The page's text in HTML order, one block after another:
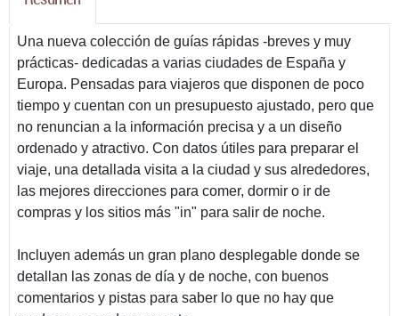
Una nueva colección de guías rápidas -breves y muy
prácticas- dedicadas a varias ciudades de España y
Europa. Pensadas para viajeros que disponen de poco
tiempo y cuentan con un presupuesto ajustado, pero que
no renuncian a la información precisa y a un diseño
ordenado y atractivo. Con datos útiles para preparar el
viaje, una detallada visita a la ciudad y sus alrededores,
las mejores direcciones para comer, dormir o ir de
compras y los sitios más "in" para salir de noche.
Incluyen además un gran plano desplegable donde se
detallan las zonas de día y de noche, con buenos
comentarios y pistas para saber lo que no hay que